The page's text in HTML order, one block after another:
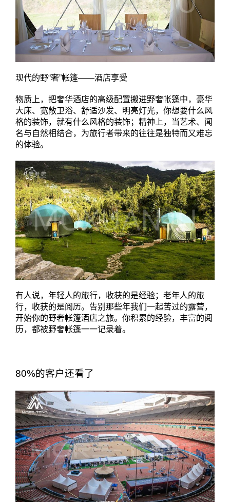
现代的野“奢”帐篷——酒店享受
物质上，把奢华酒店的高级配置搬进野奢帐篷中，豪华
大床、宽敞卫浴、舒适沙发、明亮灯光，你想要什么风
格的装饰，就有什么风格的装饰；精神上，当艺术、闻
名与自然相结合，为旅行者带来的往往是独特而又难忘
的体验。
有人说，年轻人的旅行，收获的是经验；老年人的旅
行，收获的是阅历。告别那些年我们一起苦过的露营，
开始你的野奢帐篷酒店之旅。你积累的经验，丰富的阅
历，都被野奢帐篷一一记录着。
80%的客户还看了